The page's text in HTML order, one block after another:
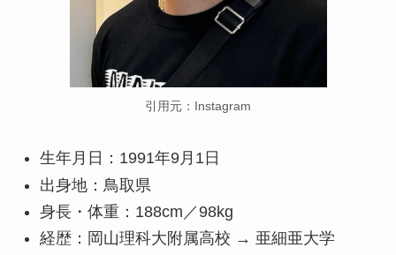
引用元：Instagram
生年月日：1991年9月1日
出身地：鳥取県
身長・体重：188cm／98kg
経歴：岡山理科大附属高校 → 亜細亜大学